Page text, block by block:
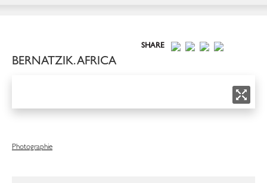
SHARE
BERNATZIK. AFRICA
Photographie